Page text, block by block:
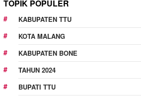
TOPIK POPULER
KABUPATEN TTU
KOTA MALANG
KABUPATEN BONE
TAHUN 2024
BUPATI TTU